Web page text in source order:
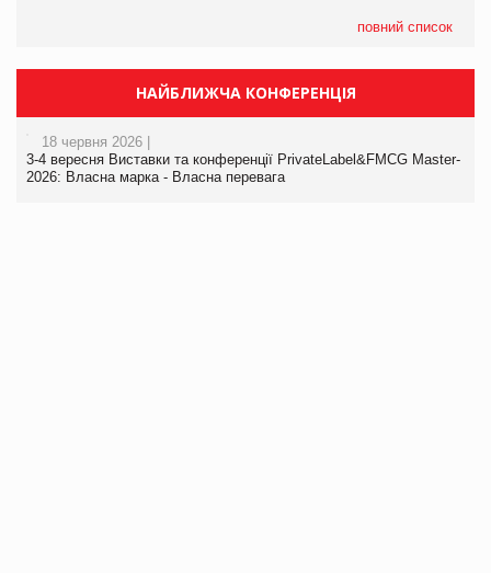
повний список
НАЙБЛИЖЧА КОНФЕРЕНЦІЯ
18 червня 2026 |
3-4 вересня Виставки та конференції PrivateLabel&FMCG Master-
2026: Власна марка - Власна перевага